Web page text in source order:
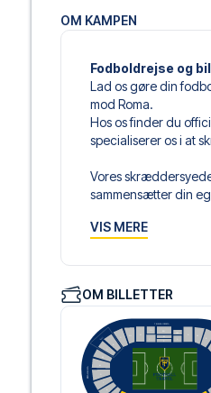
OM KAMPEN
Fodboldrejse og
Lad os gøre din
mod Roma.
Hos os finder du
specialiserer os i at
Vores
sammensætter din
det er en hospitality-
du vælger
Vi tilbyder et bredt
luksuriøse 5-
enhver rejsende. Vi
VIS MERE
OM BILLETTER